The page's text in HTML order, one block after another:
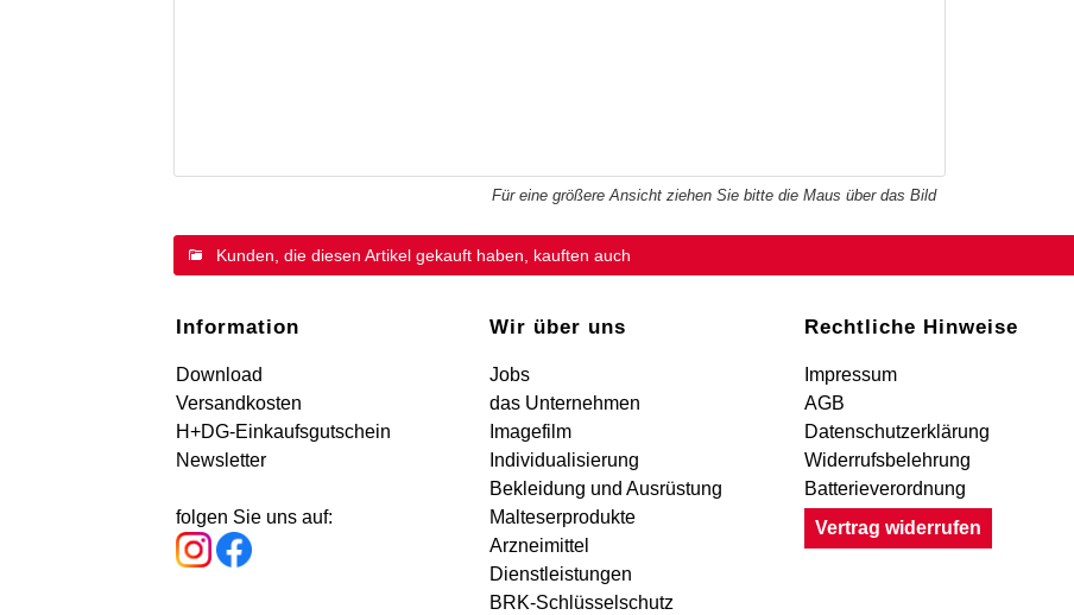
Für eine größere Ansicht ziehen Sie bitte die Maus über das Bild
Kunden, die diesen Artikel gekauft haben, kauften auch
Information
Download
Versandkosten
H+DG-Einkaufsgutschein
Newsletter
folgen Sie uns auf:
Wir über uns
Jobs
das Unternehmen
Imagefilm
Individualisierung
Bekleidung und Ausrüstung
Malteserprodukte
Arzneimittel
Dienstleistungen
BRK-Schlüsselschutz
Rechtliche Hinweise
Impressum
AGB
Datenschutzerklärung
Widerrufsbelehrung
Batterieverordnung
Vertrag widerrufen